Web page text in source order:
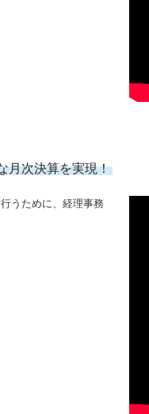
月次決算を実現！
うために、経理事務